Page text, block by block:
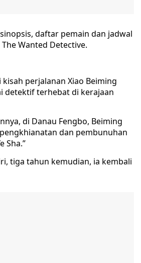
daftar pemain dan jadwal
Wanted Detective.
perjalanan Xiao Beiming
detektif terhebat di kerajaan
di Danau Fengbo, Beiming
dan pembunuhan
Sha.”
tiga tahun kemudian, ia kembali